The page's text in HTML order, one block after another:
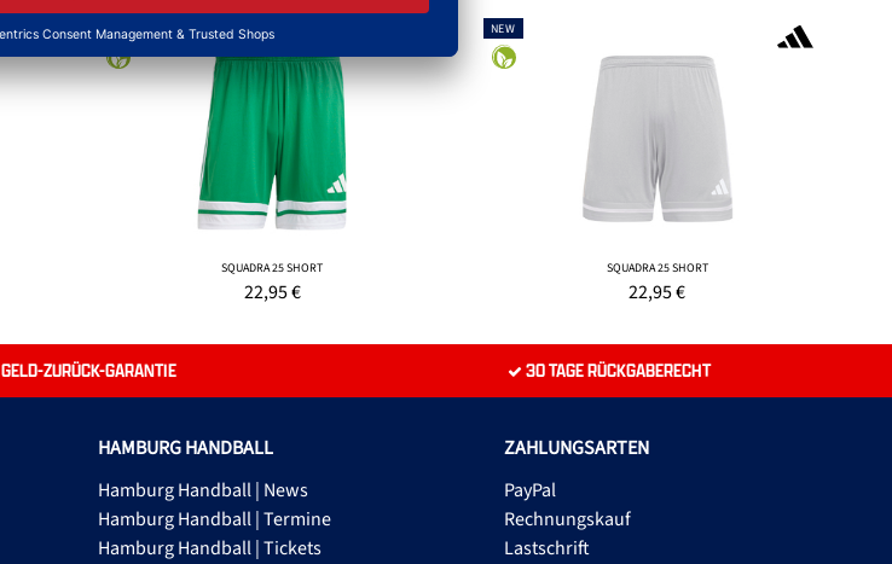
NEW
SQUADRA 25 SHORT
22,95€
NEW
SQUADRA 25 SHORT
22,95€
GELD-ZURÜCK-GARANTIE 30 TAGE RÜCKGABERECHT
HAMBURG HANDBALL
Hamburg Handball | News
Hamburg Handball | Termine
Hamburg Handball | Tickets
ZAHLUNGSARTEN
PayPal
Rechnungskauf
Lastschrift